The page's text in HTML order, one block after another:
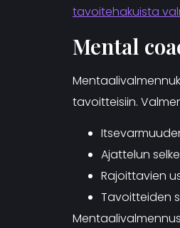
tavoitehakuista
Mental
tavoitteisiin.
Ajattelun
Rajoittavien
Tavoitteiden